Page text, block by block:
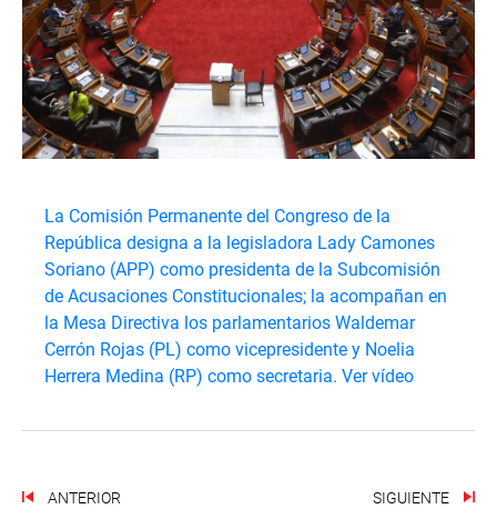
La Comisión Permanente del Congreso de la
República designa a la legisladora Lady Camones
Soriano (APP) como presidenta de la Subcomisión
de Acusaciones Constitucionales; la acompañan en
la Mesa Directiva los parlamentarios Waldemar
Cerrón Rojas (PL) como vicepresidente y Noelia
Herrera Medina (RP) como secretaria. Ver vídeo
ANTERIOR SIGUIENTE